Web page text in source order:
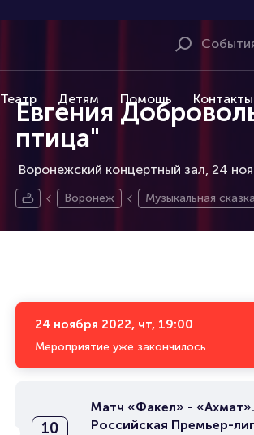
Театр Детям Помощь Контакты
Евгения
птица"
Воронежский концертный зал, 24
Воронеж Музыкальная сказка
24 ноября 2022, чт, 19:00
Мероприятие уже закончилось
10
Матч «Факел» - «Ахмат».
Российская Премьер-